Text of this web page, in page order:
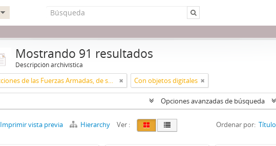
Mostrando 91 resultados
Descripción archivística
Acciones de las Fuerzas Armadas, de seguridad y paramilitares Con objetos digitales
Opciones avanzadas de búsqueda
Imprimir vista previa Hierarchy Ver : Ordenar por: Título